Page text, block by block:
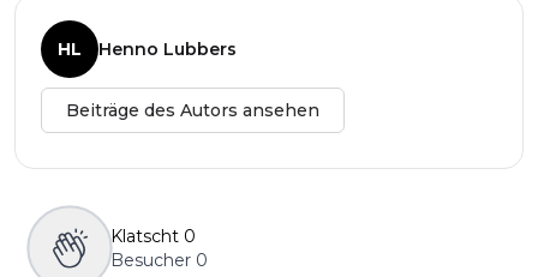
HL Henno Lubbers
Beiträge des Autors ansehen
Klatscht 0
Besucher 0